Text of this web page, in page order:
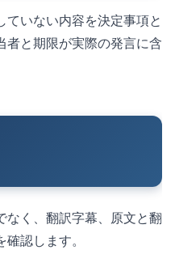
いない内容を決定事項と
者と期限が実際の発言に含
なく、翻訳字幕、原文と翻
認します。